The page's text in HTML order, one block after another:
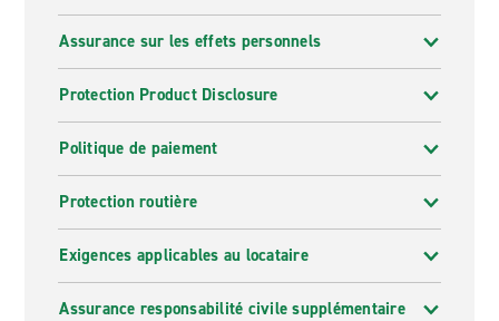
Assurance sur les effets personnels
Protection Product Disclosure
Politique de paiement
Protection routière
Exigences applicables au locataire
Assurance responsabilité civile supplémentaire